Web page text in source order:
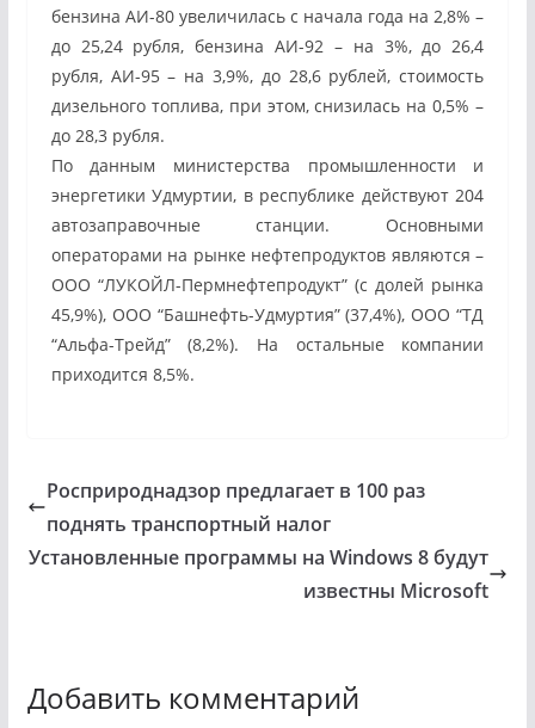
бензина АИ-80 увеличилась с начала года на 2,8% –
до 25,24 рубля, бензина АИ-92 – на 3%, до 26,4
рубля, АИ-95 – на 3,9%, до 28,6 рублей, стоимость
дизельного топлива, при этом, снизилась на 0,5% –
до 28,3 рубля.
По данным министерства промышленности и
энергетики Удмуртии, в республике действуют 204
автозаправочные станции. Основными
операторами на рынке нефтепродуктов являются –
ООО “ЛУКОЙЛ-Пермнефтепродукт” (с долей рынка
45,9%), ООО “Башнефть-Удмуртия” (37,4%), ООО “ТД
“Альфа-Трейд” (8,2%). На остальные компании
приходится 8,5%.
Росприроднадзор предлагает в 100 раз
поднять транспортный налог
Установленные программы на Windows 8 будут
известны Microsoft
Добавить комментарий